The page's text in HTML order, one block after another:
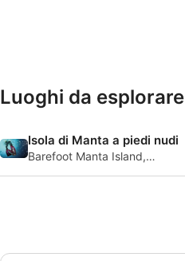
Luoghi da esplorare
Isola di Manta a piedi nudi
Barefoot Manta Island,